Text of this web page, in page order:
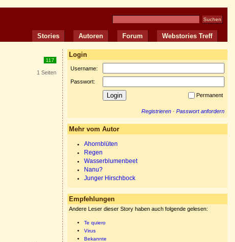
Stories Autoren Forum Webstories Treff
117
1 Seiten
Login
Username:
Passwort:
Permanent
Registrieren · Passwort anfordern
Mehr vom Autor
Ahornblüten
Regen
Wasserblumenbeet
Nanu?
Junger Hirschbock
Empfehlungen
Andere Leser dieser Story haben auch folgende gelesen:
Te quiero
Virus
Bekannte